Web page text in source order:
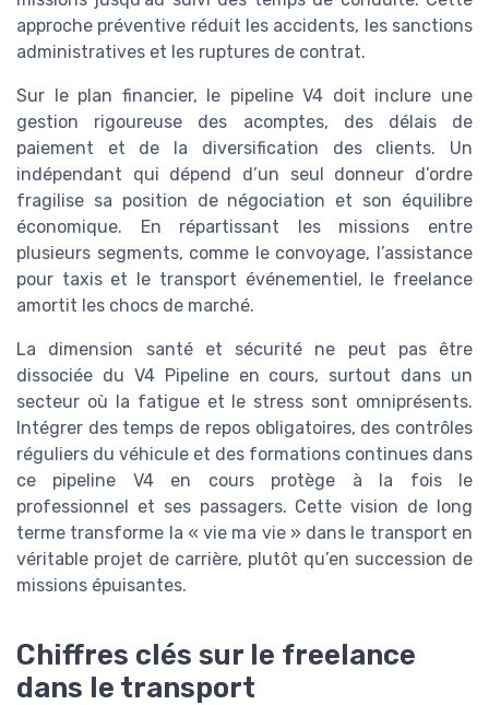
approche préventive réduit les accidents, les sanctions
administratives et les ruptures de contrat.
Sur le plan financier, le pipeline V4 doit inclure une
gestion rigoureuse des acomptes, des délais de
paiement et de la diversification des clients. Un
indépendant qui dépend d’un seul donneur d’ordre
fragilise sa position de négociation et son équilibre
économique. En répartissant les missions entre
plusieurs segments, comme le convoyage, l’assistance
pour taxis et le transport événementiel, le freelance
amortit les chocs de marché.
La dimension santé et sécurité ne peut pas être
dissociée du V4 Pipeline en cours, surtout dans un
secteur où la fatigue et le stress sont omniprésents.
Intégrer des temps de repos obligatoires, des contrôles
réguliers du véhicule et des formations continues dans
ce pipeline V4 en cours protège à la fois le
professionnel et ses passagers. Cette vision de long
terme transforme la « vie ma vie » dans le transport en
véritable projet de carrière, plutôt qu’en succession de
missions épuisantes.
Chiffres clés sur le freelance
dans le transport